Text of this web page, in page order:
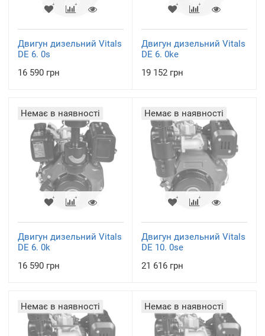
Двигун дизельний Vitals
DE 6. 0s
16 590 грн
Двигун дизельний Vitals
DE 6. 0ke
19 152 грн
Немає в наявності
Двигун дизельний Vitals
DE 6. 0k
16 590 грн
Немає в наявності
Двигун дизельний Vitals
DE 10. 0se
21 616 грн
Немає в наявності Немає в наявності